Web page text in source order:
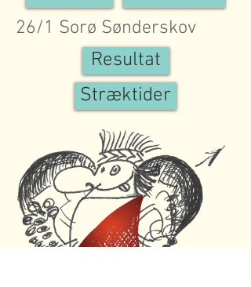
26/1 Sorø Sønderskov
Resultat
Stræktider